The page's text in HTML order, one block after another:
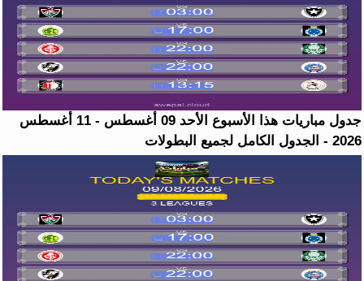
جدول مباريات هذا الأسبوع الأحد 09 أغسطس - 11 أغسطس
2026 - الجدول الكامل لجميع البطولات